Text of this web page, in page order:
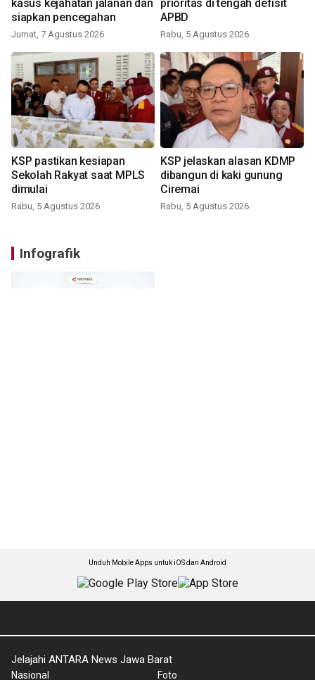
kasus kejahatan jalanan dan
siapkan pencegahan
Jumat, 7 Agustus 2026
prioritas di tengah defisit
APBD
Rabu, 5 Agustus 2026
KSP pastikan kesiapan
Sekolah Rakyat saat MPLS
dimulai
Rabu, 5 Agustus 2026
KSP jelaskan alasan KDMP
dibangun di kaki gunung
Ciremai
Rabu, 5 Agustus 2026
Infografik
Unduh Mobile Apps untuk iOS dan Android
Jelajahi ANTARA News Jawa Barat
Nasional Foto